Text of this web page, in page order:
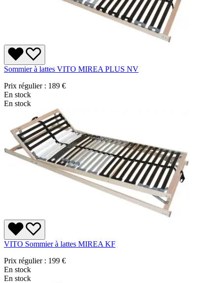
Sommier à lattes VITO MIREA PLUS NV
Prix régulier : 189 €
En stock
En stock
VITO Sommier à lattes MIREA KF
Prix régulier : 199 €
En stock
En stock